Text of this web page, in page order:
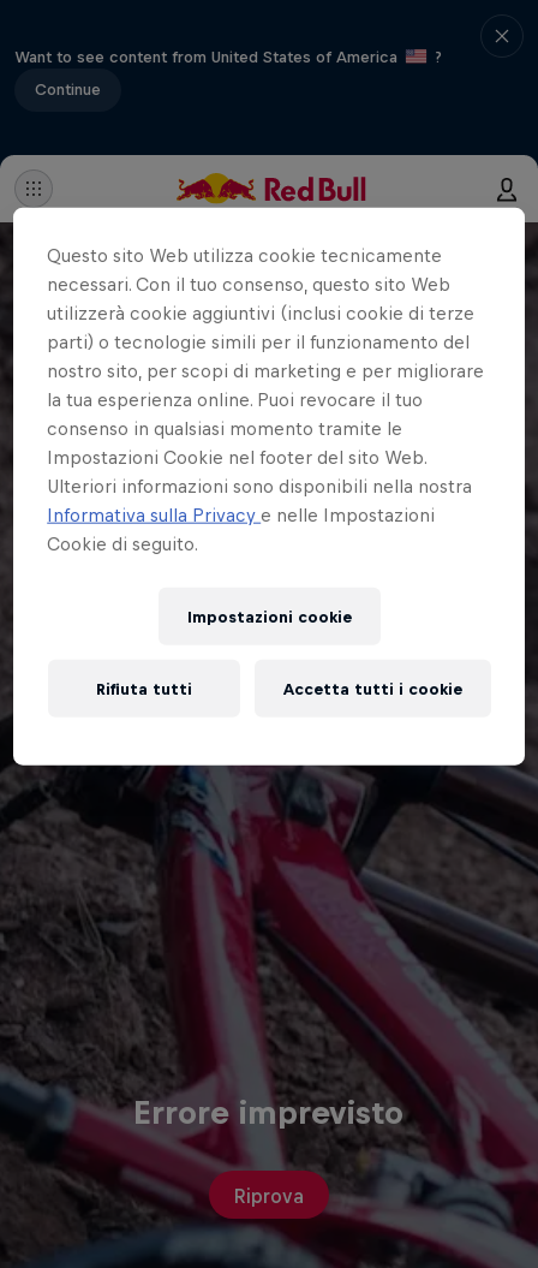
Want to see content from United States of America
?
Continue
Errore imprevisto
Riprova
Questo sito Web utilizza cookie tecnicamente
necessari. Con il tuo consenso, questo sito Web
utilizzerà cookie aggiuntivi (inclusi cookie di terze
parti) o tecnologie simili per il funzionamento del
nostro sito, per scopi di marketing e per migliorare
la tua esperienza online. Puoi revocare il tuo
consenso in qualsiasi momento tramite le
Impostazioni Cookie nel footer del sito Web.
Ulteriori informazioni sono disponibili nella nostra
Informativa sulla Privacye nelle Impostazioni
Cookie di seguito.
Impostazioni cookie
Rifiuta tutti Accetta tutti i cookie